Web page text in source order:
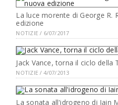
La luce morente di George R.
edizione
NOTIZIE / 6/07/2017
Jack Vance, torna il ciclo della
NOTIZIE / 4/07/2013
La sonata all'idrogeno di Iain